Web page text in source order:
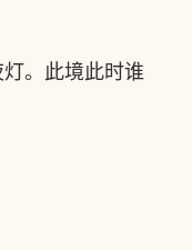
。此境此时谁